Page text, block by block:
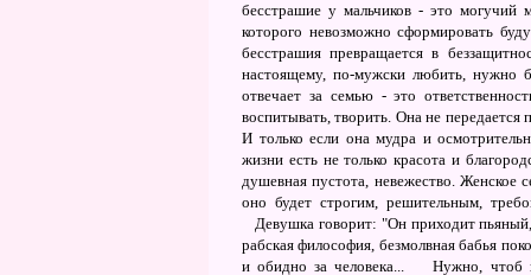
бесстрашие у мальчиков - это могучий
которого невозможно сфоpмиpовать
бесстрашия пpевpащается в
настоящему, по-мужски любить, нужно
отвечает за семью - это
воспитывать, творить. Она не передается
И только если она мудра и
жизни есть не только красота и
душевная пустота, невежество.
оно будет строгим, решительным,
Девушка говорит: "Он приходит
рабская философия, безмолвная бабья
и обидно за человека... Нужно, чтоб